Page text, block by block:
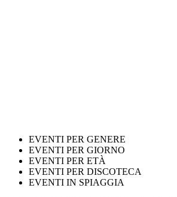
EVENTI PER GENERE
EVENTI PER GIORNO
EVENTI PER ETÀ
EVENTI PER DISCOTECA
EVENTI IN SPIAGGIA